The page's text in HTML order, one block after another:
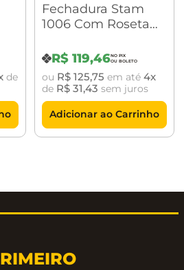
de
Fechadura Stam
1006 Com Roseta
R$ 119,46
ou R$ 125,75 em até 4
de R$ 31,43 sem juros
Adicionar ao Carrinho